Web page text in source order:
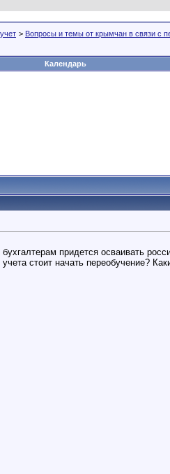
> Вопросы и темы от крымчан в связи с
Календарь
придется осваивать
стоит начать переобучение?